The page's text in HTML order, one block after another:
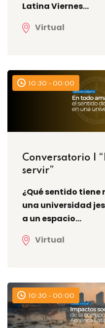
Latina Viernes...
Virtual
10:30 - 00:00
Conversatorio |
servir”
¿Qué sentido
una universidad
a un espacio...
Virtual
10:30 - 00:00